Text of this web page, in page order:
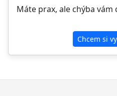
Máte prax, ale chýba vám
Chcem si